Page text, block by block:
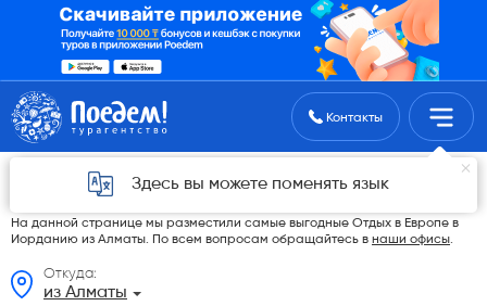
Поиск туровКонтакты
Здесь вы можете поменять язык
Отдых в Европе в Иорданию из Алматы в
2026 году
На данной странице мы разместили самые выгодные Отдых в Европе в
Иорданию из Алматы. По всем вопросам обращайтесь в наши офисы.
Откуда:
из Алматы